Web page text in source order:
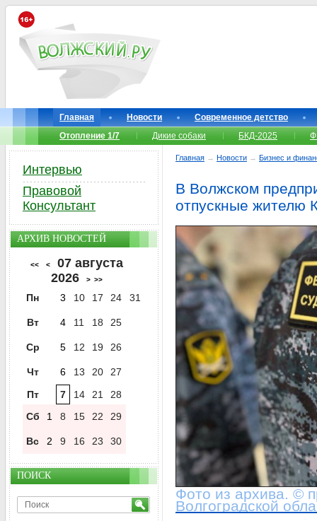
Главная Новости
Современное детство
Отопление 1/7
Дикие собаки БКД-2025
Главная → Новости → Бизнес и
В Волжском
отпускные жителю
Фото из архива. ©
Волгоградской
Интервью
Правовой
Консультант
АРХИВ НОВОСТЕЙ
<< <
07 августа
2026
> >>
Пн 3 10 17 24 31
Вт 4 11 18 25
Ср 5 12 19 26
Чт 6 13 20
27
Пт
7 14 21
28
Сб
1 8 15 22 29
Вс 2 9 16 23 30
ПОИСК